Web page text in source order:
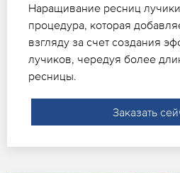
Наращивание ресниц
процедура, которая
взгляду за счет создания
лучиков, чередуя более
ресницы.
Заказать